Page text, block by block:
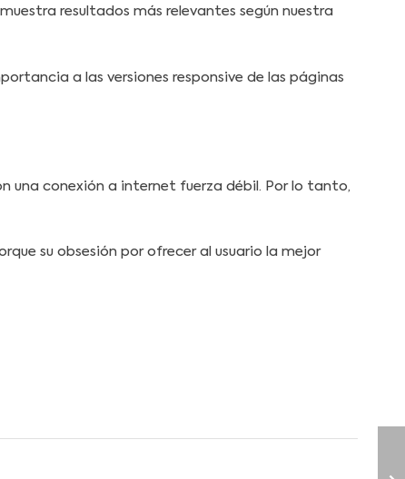
resultados más relevantes según nuestra
a las versiones responsive de las páginas
una conexión a internet fuerza débil. Por lo tanto,
su obsesión por ofrecer al usuario la mejor